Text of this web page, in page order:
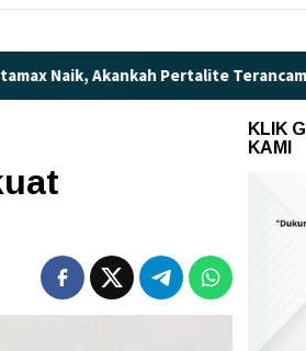
Pertalite Terancam Langka di
KLIK
KAMI